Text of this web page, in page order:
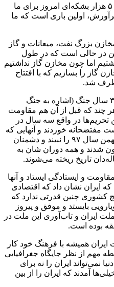
وی اظهار داشت: طرح فرآورش ۵۰ هزار بشکه‌ای امروز برای ما
اولین باری است که ما
بزرگ نفت، میعانات و گاز
در حالی است که در طول
اما چون مخازن گاز نداشتیم
گاز را بسازیم که با افتتاح
شد.
وی تصریح کرد: ملت ایران در این ۳ سال جنگ (اشاره به جنگ
چند که قبل از آن هم مقاومت
تحریم‌ها در واقع سه سال در
مفتضحانه خوردند و آنهایی که
می‌خواستند ملت ایران جشن ۲۲ بهمن سال ۹۷ را نبیند و دشمنان
شدند و همه دوران شان به
تاریخ ریخته می‌شوند.
و ایستادگی ایستاد و آنها
ایران نشان داد که اقتصادی
کشوری چنین قدرتی ندارد که
بایستد و موفق و پیروز
ایران و تاب‌آوری این ملت در
بوده است.
همیشه با فرهنگ خود کار
مهم از نظر جایگاه جغرافیایی
نمی‌تواند ایران را نه برای
آمدند که ایران را از بین